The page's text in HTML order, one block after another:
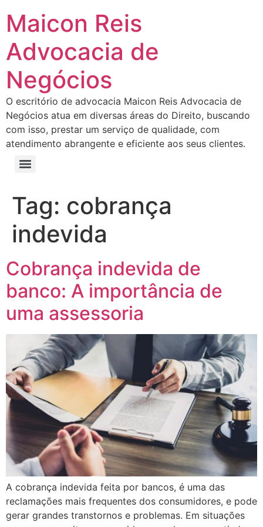
Maicon Reis
Advocacia de
Negócios
O escritório de advocacia Maicon Reis Advocacia de
Negócios atua em diversas áreas do Direito, buscando
com isso, prestar um serviço de qualidade, com
atendimento abrangente e eficiente aos seus clientes.
Tag: cobrança
indevida
Cobrança indevida de
banco: A importância de
uma assessoria
A cobrança indevida feita por bancos, é uma das
reclamações mais frequentes dos consumidores, e pode
gerar grandes transtornos e problemas. Em situações